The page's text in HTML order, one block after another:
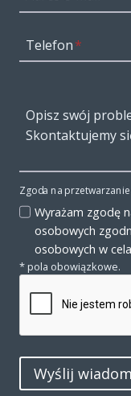
Telefon*
Opisz swój
Skontaktujemy
Zgoda na
Wyrażam zgodę
osobowych
osobowych w
* pola obowiązkowe.
Wyślij